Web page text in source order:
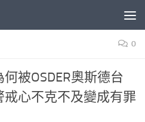
0
被OSDER奧斯德台
心不克不及變成有罪